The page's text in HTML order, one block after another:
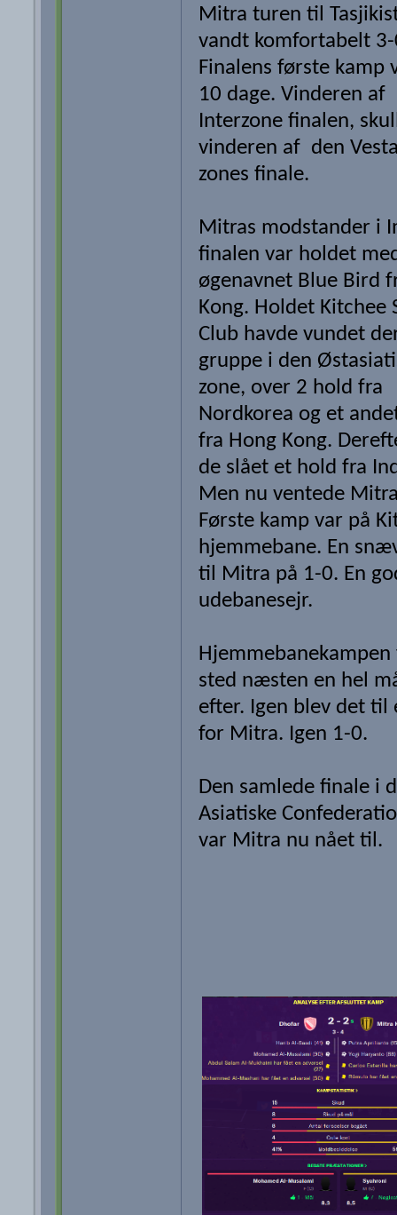
Mitra turen til
vandt komfortabelt
Finalens første kamp
10 dage. Vinderen af
Interzone finalen,
vinderen af den
zones finale.
Mitras modstander i
finalen var holdet
øgenavnet Blue Bird
Kong. Holdet Kitchee
Club havde vundet
gruppe i den
zone, over 2 hold fra
Nordkorea og et
fra Hong Kong.
de slået et hold fra
Men nu ventede
Første kamp var på
hjemmebane. En
til Mitra på 1-0. En
udebanesejr.
sted næsten en hel
efter. Igen blev det til
for Mitra. Igen 1-0.
Den samlede finale i
Asiatiske
var Mitra nu nået til.